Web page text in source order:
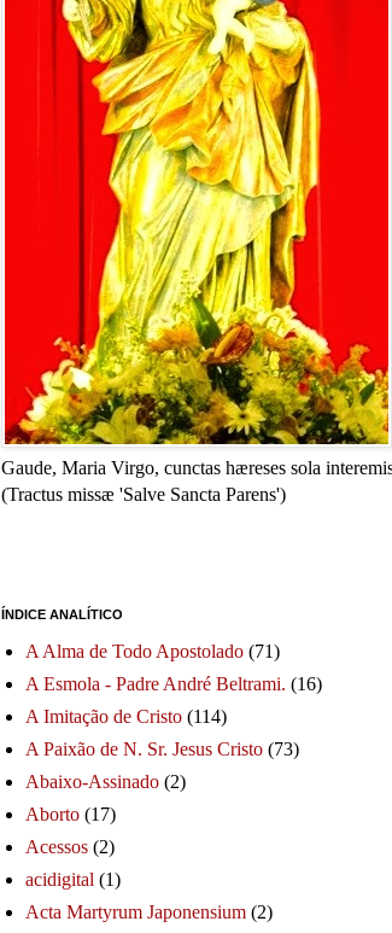
Gaude, Maria Virgo, cunctas hæreses sola
(Tractus missæ 'Salve Sancta Parens')
ÍNDICE ANALÍTICO
A Alma de Todo Apostolado (71)
A Esmola - Padre André Beltrami. (16)
A Imitação de Cristo (114)
A Paixão de N. Sr. Jesus Cristo (73)
Abaixo-Assinado (2)
Aborto (17)
Acessos (2)
acidigital (1)
Acta Martyrum Japonensium (2)